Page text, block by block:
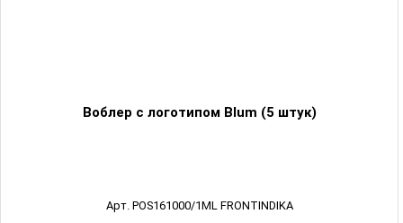
Воблер с логотипом Blum (5 штук)
Арт. POS161000/1ML FRONTINDIKA